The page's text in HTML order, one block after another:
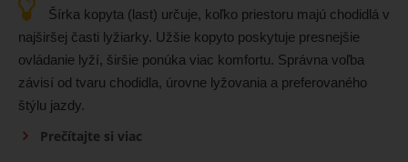
Šírka kopyta (last) určuje, koľko priestoru majú chodidlá v
najširšej časti lyžiarky. Užšie kopyto poskytuje presnejšie
ovládanie lyží, širšie ponúka viac komfortu. Správna voľba
závisí od tvaru chodidla, úrovne lyžovania a preferovaného
štýlu jazdy.
Prečítajte si viac